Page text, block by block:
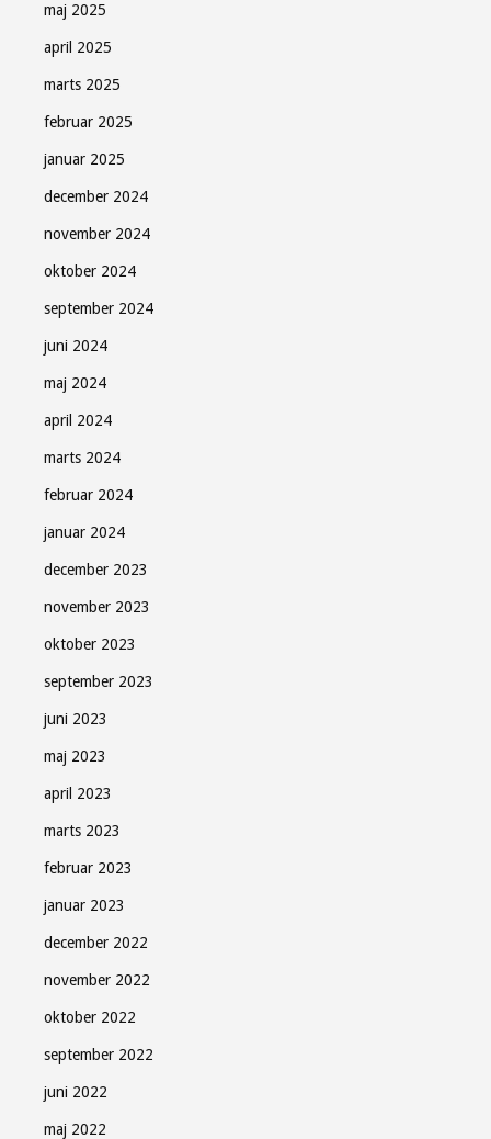
maj 2025
april 2025
marts 2025
februar 2025
januar 2025
december 2024
november 2024
oktober 2024
september 2024
juni 2024
maj 2024
april 2024
marts 2024
februar 2024
januar 2024
december 2023
november 2023
oktober 2023
september 2023
juni 2023
maj 2023
april 2023
marts 2023
februar 2023
januar 2023
december 2022
november 2022
oktober 2022
september 2022
juni 2022
maj 2022